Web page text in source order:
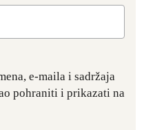
e-maila i sadržaja
pohraniti i prikazati na